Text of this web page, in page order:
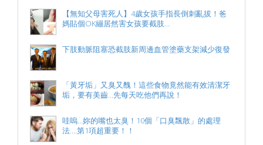
【無知父母害死人】4歲女孩手指長倒刺亂拔！爸
媽貼個OK繃居然害女孩要截肢...
下肢動脈阻塞恐截肢新周邊血管塗藥支架減少復發
「黃牙垢」又臭又醜！這些食物竟然能有效清潔牙
垢，要有美齒...先每天吃他們再說！
哇嗚…妳的嘴也太臭！10個「口臭飄散」的處理
法....第1項超重要！！